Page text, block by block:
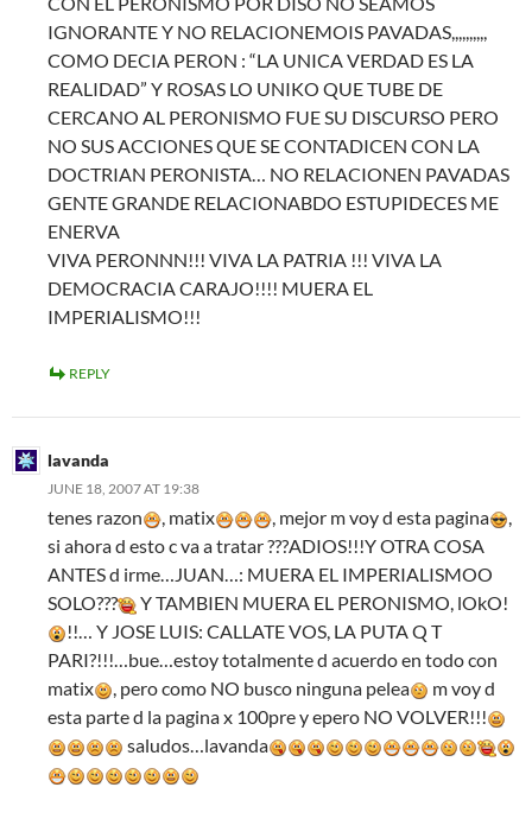
IGNORANTE Y NO RELACIONEMOIS PAVADAS,,,,,,,,,,
COMO DECIA PERON : “LA UNICA VERDAD ES LA
REALIDAD” Y ROSAS LO UNIKO QUE TUBE DE
CERCANO AL PERONISMO FUE SU DISCURSO PERO
NO SUS ACCIONES QUE SE CONTADICEN CON LA
DOCTRIAN PERONISTA… NO RELACIONEN PAVADAS
GENTE GRANDE RELACIONABDO ESTUPIDECES ME
ENERVA
VIVA PERONNN!!! VIVA LA PATRIA !!! VIVA LA
DEMOCRACIA CARAJO!!!! MUERA EL
IMPERIALISMO!!!
REPLY
lavanda
JUNE 18, 2007 AT 19:38
tenes razon , matix , mejor m voy d esta pagina
,
si ahora d esto c va a tratar ???ADIOS!!!Y OTRA COSA
ANTES d irme…JUAN…: MUERA EL IMPERIALISMOO
SOLO???
Y TAMBIEN MUERA EL PERONISMO, lOkO!
!!… Y JOSE LUIS: CALLATE VOS, LA PUTA Q T
PARI?!!!…bue…estoy totalmente d acuerdo en todo con
matix
, pero como NO busco ninguna pelea
m voy d
esta parte d la pagina x 100pre y epero NO VOLVER!!!
saludos…lavanda